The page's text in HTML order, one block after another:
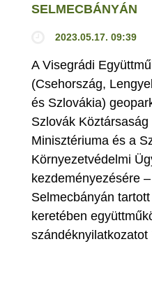
SELMECBÁNYÁN
2023.05.17. 09:39
A Visegrádi
(Csehország,
és Szlovákia)
Szlovák
Minisztériuma és a
Környezetvédelmi
kezdeményezésére
Selmecbányán
keretében
szándéknyilatkozatot